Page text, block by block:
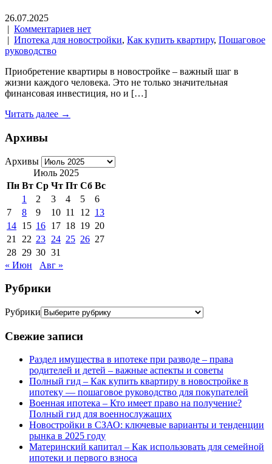
26.07.2025
| Комментариев нет
| Ипотека для новостройки, Как купить квартиру, Пошаговое
руководство
Приобретение квартиры в новостройке – важный шаг в
жизни каждого человека. Это не только значительная
финансовая инвестиция, но и […]
Читать далее →
Архивы
Архивы
Июль 2025
Пн Вт Ср Чт Пт Сб Вс
1
2 3 4 5
6
7
8 9 10 11 12 13
14 15 16 17 18 19 20
21
22 23 24 25 26 27
28 29 30 31
« Июн
Авг »
Рубрики
Рубрики
Свежие записи
Раздел имущества в ипотеке при разводе – права
родителей и детей – важные аспекты и советы
Полный гид – Как купить квартиру в новостройке в
ипотеку — пошаговое руководство для покупателей
Военная ипотека – Кто имеет право на получение?
Полный гид для военнослужащих
Новостройки в СЗАО: ключевые варианты и тенденции
рынка в 2025 году
Материнский капитал – Как использовать для семейной
ипотеки и первого взноса